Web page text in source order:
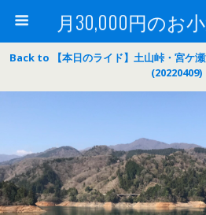
Back to 【本日のライド】土山峠・宮ケ
(20220409)